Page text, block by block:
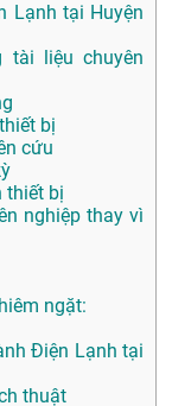
Lạnh tại Huyện
tài liệu chuyên
bị
cứu
thiết bị
nghiệp thay vì
ngặt:
Điện Lạnh tại
thuật